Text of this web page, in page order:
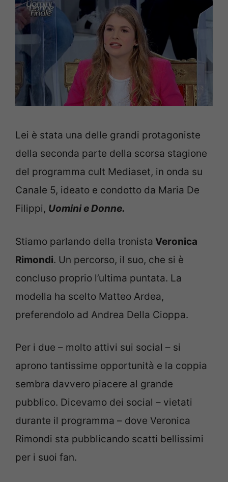
Lei è stata una delle grandi protagoniste
della seconda parte della scorsa stagione
del programma cult Mediaset, in onda su
Canale 5, ideato e condotto da Maria De
Filippi, Uomini e Donne.
Stiamo parlando della tronista Veronica
Rimondi. Un percorso, il suo, che si è
concluso proprio l’ultima puntata. La
modella ha scelto Matteo Ardea,
preferendolo ad Andrea Della Cioppa.
Per i due – molto attivi sui social – si
aprono tantissime opportunità e la coppia
sembra davvero piacere al grande
pubblico. Dicevamo dei social – vietati
durante il programma – dove Veronica
Rimondi sta pubblicando scatti bellissimi
per i suoi fan.